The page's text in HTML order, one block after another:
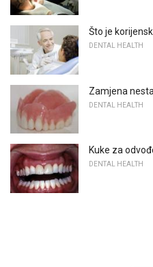
Što je
DENTAL HEALTH
Zamjena
DENTAL HEALTH
Kuke za
DENTAL HEALTH